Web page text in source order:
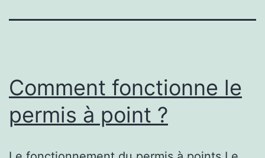
Comment fonctionne le
permis à point ?